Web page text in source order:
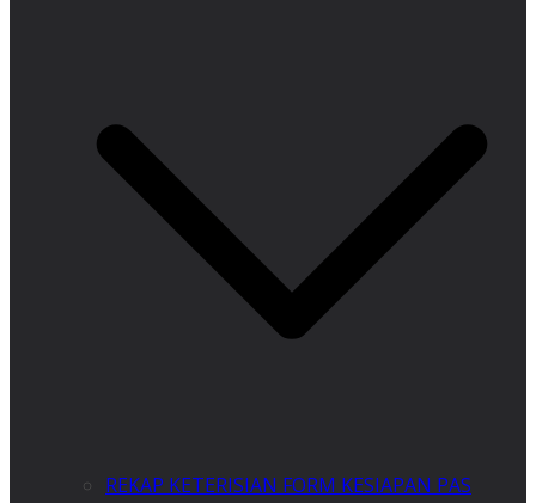
REKAP KETERISIAN FORM KESIAPAN PAS